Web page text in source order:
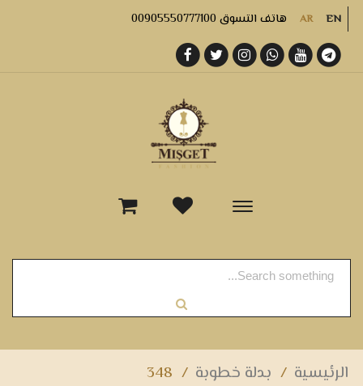
AR EN هاتف التسوق 00905550777100
-
الرئيسية / بدلة خطوبة /
348